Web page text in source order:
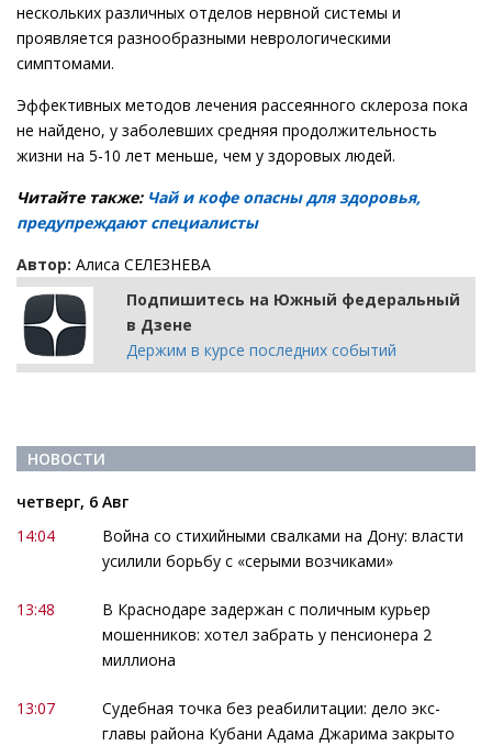
нескольких различных отделов нервной системы и
проявляется разнообразными неврологическими
симптомами.
Эффективных методов лечения рассеянного склероза пока
не найдено, у заболевших средняя продолжительность
жизни на 5-10 лет меньше, чем у здоровых людей.
Читайте также: Чай и кофе опасны для здоровья,
предупреждают специалисты
Автор: Алиса СЕЛЕЗНЕВА
Подпишитесь на Южный федеральный
в Дзене
Держим в курсе последних событий
НОВОСТИ
четверг, 6 Авг
14:04
Война со стихийными свалками на Дону: власти
усилили борьбу с «серыми возчиками»
13:48
В Краснодаре задержан с поличным курьер
мошенников: хотел забрать у пенсионера 2
миллиона
13:07
Судебная точка без реабилитации: дело экс-
главы района Кубани Адама Джарима закрыто